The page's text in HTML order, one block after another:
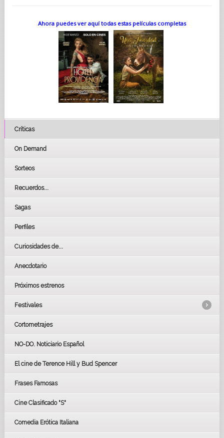
Ahora puedes ver aquí todas estas películas completas
Críticas
On Demand
Sorteos
Recuerdos...
Sagas
Perfiles
Curiosidades de...
Anecdotario
Próximos estrenos
Festivales
LOS OSCARS
GOYAS
BAFTA
Cortometrajes
NO-DO. Noticiario Español
El cine de Terence Hill y Bud Spencer
Frases Famosas
Cine Clasificado "S"
Comedia Erótica Italiana